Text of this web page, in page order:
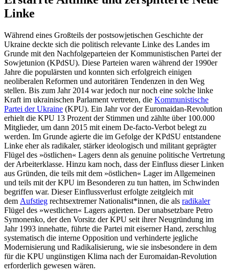
Linke
Während eines Großteils der postsowjetischen Geschichte der
Ukraine deckte sich die politisch relevante Linke des Landes im
Grunde mit den Nachfolgeparteien der Kommunistischen Partei der
Sowjetunion (KPdSU). Diese Parteien waren während der 1990er
Jahre die populärsten und konnten sich erfolgreich einigen
neoliberalen Reformen und autoritären Tendenzen in den Weg
stellen. Bis zum Jahr 2014 war jedoch nur noch eine solche linke
Kraft im ukrainischen Parlament vertreten, die Kommunistische
Partei der Ukraine (KPU). Ein Jahr vor der Euromaidan-Revolution
erhielt die KPU 13 Prozent der Stimmen und zählte über 100.000
Mitglieder, um dann 2015 mit einem De-facto-Verbot belegt zu
werden. Im Grunde agierte die im Gefolge der KPdSU entstandene
Linke eher als radikaler, stärker ideologisch und militant geprägter
Flügel des »östlichen« Lagers denn als genuine politische Vertretung
der Arbeiterklasse. Hinzu kam noch, dass der Einfluss dieser Linken
aus Gründen, die teils mit dem »östlichen« Lager im Allgemeinen
und teils mit der KPU im Besonderen zu tun hatten, im Schwinden
begriffen war. Dieser Einflussverlust erfolgte zeitgleich mit
dem Aufstieg rechtsextremer Nationalist*innen, die als radikaler
Flügel des »westlichen« Lagers agierten. Der unabsetzbare Petro
Symonenko, der den Vorsitz der KPU seit ihrer Neugründung im
Jahr 1993 innehatte, führte die Partei mit eiserner Hand, zerschlug
systematisch die interne Opposition und verhinderte jegliche
Modernisierung und Radikalisierung, wie sie insbesondere in dem
für die KPU ungünstigen Klima nach der Euromaidan-Revolution
erforderlich gewesen wären.